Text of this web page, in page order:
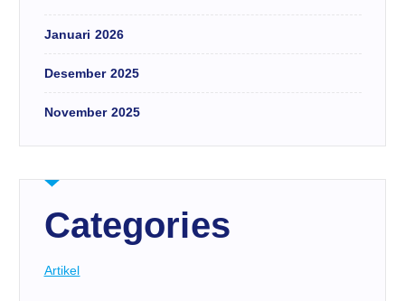
Januari 2026
Desember 2025
November 2025
Categories
Artikel